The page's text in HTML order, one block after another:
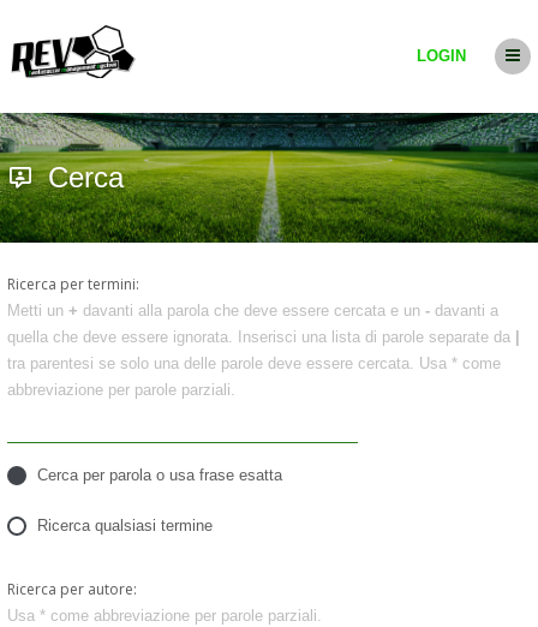
LOGIN
Cerca
Ricerca per termini:
Metti un + davanti alla parola che deve essere cercata e un - davanti a
quella che deve essere ignorata. Inserisci una lista di parole separate da
tra parentesi se solo una delle parole deve essere cercata. Usa * come
abbreviazione per parole parziali.
Cerca per parola o usa frase esatta
Ricerca qualsiasi termine
Ricerca per autore:
Usa * come abbreviazione per parole parziali.